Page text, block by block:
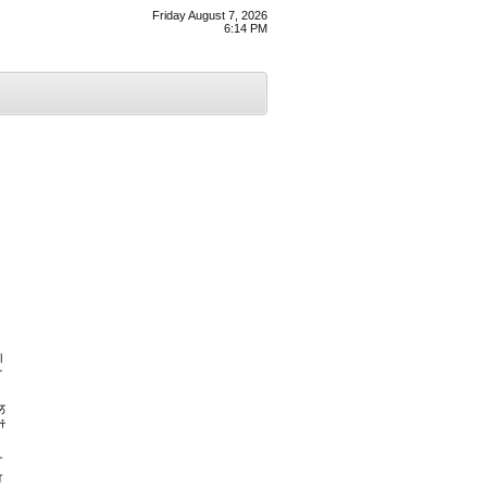
Friday August 7, 2026
6:14 PM